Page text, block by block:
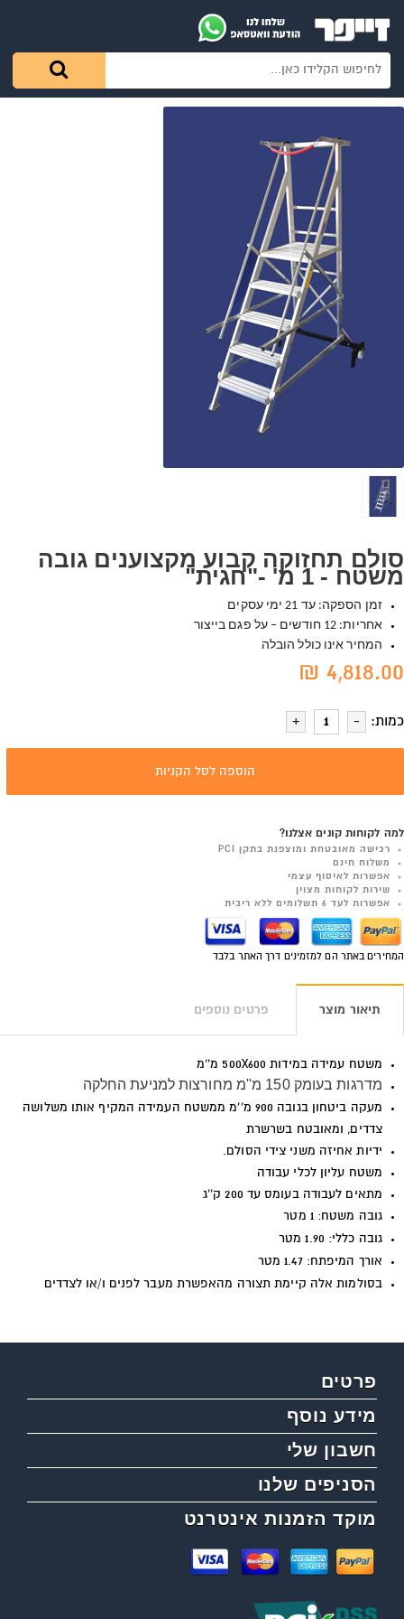
סולם תחזוקה קבוע מקצוענים גובה
משטח - 1 מ' -"חגית"
זמן הספקה: עד 21 ימי עסקים
אחריות: 12 חודשים – על פגם בייצור
המחיר אינו כולל הובלה
4,818.00 ₪
כמות:
הוספה לסל הקניות
למה לקוחות קונים אצלנו?
רכישה מאובטחת ומוצפנת בתקן PCI
משלוח חינם
אפשרות לאיסוף עצמי
שירות לקוחות מצוין
אפשרות לעד 6 תשלומים ללא ריבית
המחירים באתר הם למזמינים דרך האתר בלבד
תיאור מוצר פרטים נוספים
משטח עמידה במידות 500X600 מ''מ
מדרגות בעומק 150 מ''מ מחורצות למניעת החלקה
מעקה ביטחון בגובה 900 מ''מ ממשטח העמידה המקיף אותו משלושה
צדדים, ומאובטח בשרשרת
ידיות אחיזה משני צידי הסולם.
משטח עליון לכלי עבודה
מתאים לעבודה בעומס עד 200 ק''ג
גובה משטח: 1 מטר
גובה כללי: 1.90 מטר
אורך המיפתח: 1.47 מטר
בסולמות אלה קיימת תצורה מהאפשרת מעבר לפנים ו/או לצדדים
פרטים
מידע נוסף
חשבון שלי
הסניפים שלנו
מוקד הזמנות אינטרנט